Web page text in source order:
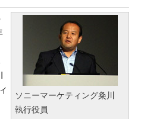
ソニーマーケティング粂川
執行役員